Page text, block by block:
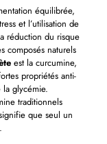
équilibrée,
et l’utilisation de
réduction du risque
composés naturels
est la curcumine,
propriétés anti-
la glycémie.
traditionnels
que seul un